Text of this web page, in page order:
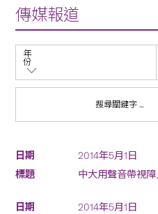
傳媒報道
年
份
2014年5月1日
中大用聲音帶視
2014年5月1日